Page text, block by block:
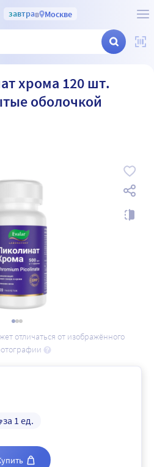
завтрав Москве
хрома 120 шт.
оболочкой
отличаться от изображённого
за 1 ед.